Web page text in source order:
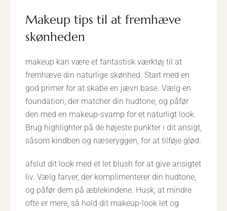
makeup tips til at fremhæve
skønheden
makeup kan være et fantastisk værktøj til at
fremhæve din naturlige skønhed. Start med en
god primer for at skabe en jævn base. Vælg en
foundation, der matcher din hudtone, og påfør
den med en makeup-svamp for et naturligt look.
Brug highlighter på de højeste punkter i dit ansigt,
såsom kindben og næseryggen, for at tilføje glød.
afslut dit look med et let blush for at give ansigtet
liv. Vælg farver, der komplimenterer din hudtone,
og påfør dem på æblekindene. Husk, at mindre
ofte er mere, så hold dit makeup-look let og